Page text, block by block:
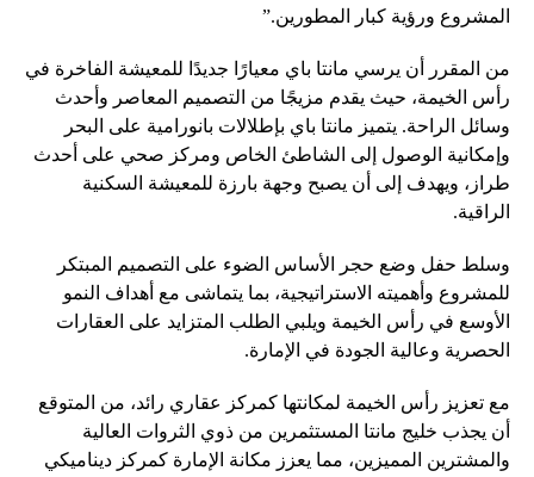
المشروع ورؤية كبار المطورين.”
من المقرر أن يرسي مانتا باي معيارًا جديدًا للمعيشة الفاخرة في
رأس الخيمة، حيث يقدم مزيجًا من التصميم المعاصر وأحدث
وسائل الراحة. يتميز مانتا باي بإطلالات بانورامية على البحر
وإمكانية الوصول إلى الشاطئ الخاص ومركز صحي على أحدث
طراز، ويهدف إلى أن يصبح وجهة بارزة للمعيشة السكنية
الراقية.
وسلط حفل وضع حجر الأساس الضوء على التصميم المبتكر
للمشروع وأهميته الاستراتيجية، بما يتماشى مع أهداف النمو
الأوسع في رأس الخيمة ويلبي الطلب المتزايد على العقارات
الحصرية وعالية الجودة في الإمارة.
مع تعزيز رأس الخيمة لمكانتها كمركز عقاري رائد، من المتوقع
أن يجذب خليج مانتا المستثمرين من ذوي الثروات العالية
والمشترين المميزين، مما يعزز مكانة الإمارة كمركز ديناميكي